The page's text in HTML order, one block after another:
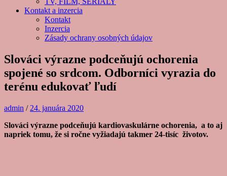
Kontakt a inzercia
Kontakt
Inzercia
Zásady ochrany osobných údajov
Slováci výrazne podceňujú ochorenia
spojené so srdcom. Odborníci vyrazia do
terénu edukovať ľudí
admin / 24. januára 2020
Slováci výrazne podceňujú kardiovaskulárne ochorenia, a to aj
napriek tomu, že si ročne vyžiadajú takmer 24-tisíc životov.